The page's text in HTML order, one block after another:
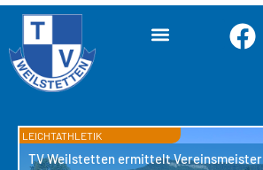
LEICHTATHLETIK
TV Weilstetten ermittelt Vereinsmeister